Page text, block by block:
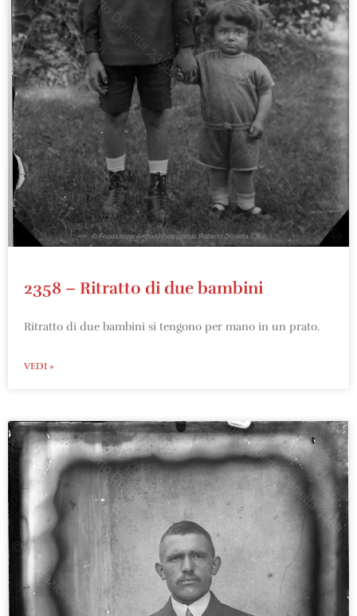
2358 – Ritratto di due bambini
Ritratto di due bambini si tengono per mano in un prato.
VEDI »